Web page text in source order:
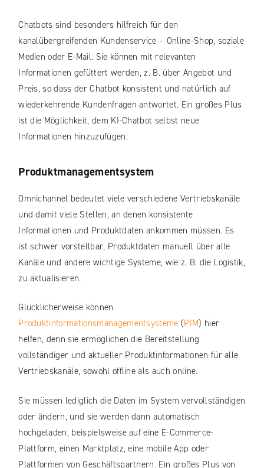
Chatbots sind besonders hilfreich für den
kanalübergreifenden Kundenservice – Online-Shop, soziale
Medien oder E-Mail. Sie können mit relevanten
Informationen gefüttert werden, z. B. über Angebot und
Preis, so dass der Chatbot konsistent und natürlich auf
wiederkehrende Kundenfragen antwortet. Ein großes Plus
ist die Möglichkeit, dem KI-Chatbot selbst neue
Informationen hinzuzufügen.
Produktmanagementsystem
Omnichannel bedeutet viele verschiedene Vertriebskanäle
und damit viele Stellen, an denen konsistente
Informationen und Produktdaten ankommen müssen. Es
ist schwer vorstellbar, Produktdaten manuell über alle
Kanäle und andere wichtige Systeme, wie z. B. die Logistik,
zu aktualisieren.
Glücklicherweise können
Produktinformationsmanagementsysteme (PIM) hier
helfen, denn sie ermöglichen die Bereitstellung
vollständiger und aktueller Produktinformationen für alle
Vertriebskanäle, sowohl offline als auch online.
Sie müssen lediglich die Daten im System vervollständigen
oder ändern, und sie werden dann automatisch
hochgeladen, beispielsweise auf eine E-Commerce-
Plattform, einen Marktplatz, eine mobile App oder
Plattformen von Geschäftspartnern. Ein großes Plus von